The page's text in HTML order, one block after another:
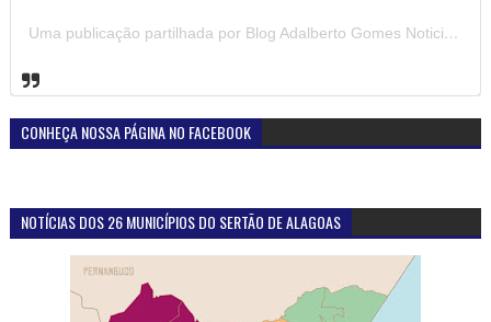
Uma publicação partilhada por Blog Adalberto Gomes Noticias (@blogadalbertogomesnoticiass)
CONHEÇA NOSSA PÁGINA NO FACEBOOK
NOTÍCIAS DOS 26 MUNICÍPIOS DO SERTÃO DE ALAGOAS